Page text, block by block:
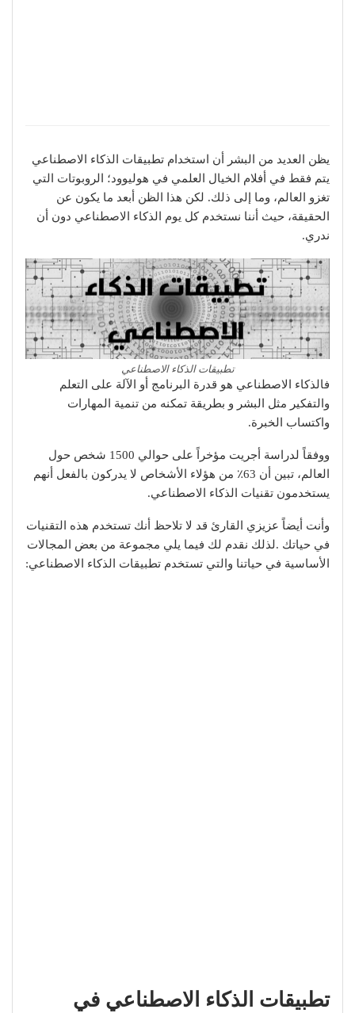
يظن العديد من البشر أن استخدام تطبيقات الذكاء الاصطناعي
يتم فقط في أفلام الخيال العلمي في هوليوود؛ الروبوتات التي
تغزو العالم، وما إلى ذلك. لكن هذا الظن أبعد ما يكون عن
الحقيقة، حيث أننا نستخدم كل يوم الذكاء الاصطناعي دون أن
ندري.
تطبيقات الذكاء الاصطناعي
فالذكاء الاصطناعي هو قدرة البرنامج أو الآلة على التعلم
والتفكير مثل البشر و بطريقة تمكنه من تنمية المهارات
واكتساب الخبرة.
ووفقاً لدراسة أجريت مؤخراً على حوالي 1500 شخص حول
العالم، تبين أن 63٪ من هؤلاء الأشخاص لا يدركون بالفعل أنهم
يستخدمون تقنيات الذكاء الاصطناعي.
وأنت أيضاً عزيزي القارئ قد لا تلاحظ أنك تستخدم هذه التقنيات
في حياتك .لذلك نقدم لك فيما يلي مجموعة من بعض المجالات
الأساسية في حياتنا والتي تستخدم تطبيقات الذكاء الاصطناعي:
تطبيقات الذكاء الاصطناعي في